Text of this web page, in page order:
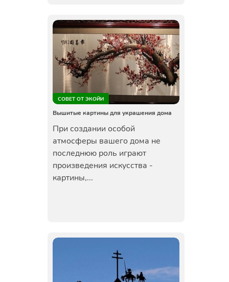
СОВЕТ ОТ ЭКОЙИ
Вышитые картины для украшения дома
При создании особой
атмосферы вашего дома не
последнюю роль играют
произведения искусства -
картины,...